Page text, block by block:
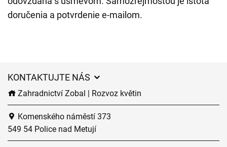
doručenia a potvrdenie e-mailom.
KONTAKTUJTE NÁS
Zahradnictví Zobal | Rozvoz květin
Komenského náměstí 373
549 54 Police nad Metují